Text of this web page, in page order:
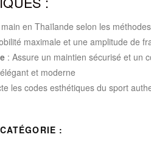
en Thaïlande selon les
maximale et une amplitude de
: Assure un maintien sécurisé et un
et moderne
les codes esthétiques du sport
: